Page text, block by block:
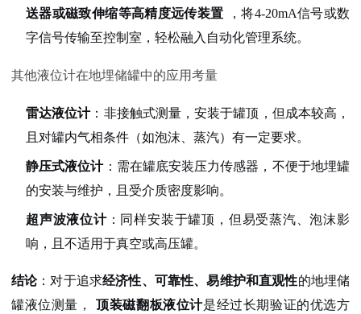
送器或磁致伸缩等高精度远传装置
，将4-20mA信号或数
字信号传输至控制室，轻松融入自动化管理系统。
其他液位计在地埋储罐中的应用考量
雷达液位计：非接触式测量，安装于罐顶，但成本较高，
且对罐内气相条件（如泡沫、蒸汽）有一定要求。
静压式液位计：需在罐底安装压力传感器，不便于地埋罐
的安装与维护，且受介质密度影响。
超声波液位计：同样安装于罐顶，但易受蒸汽、泡沫影
响，且不适用于真空或高压罐。
结论：对于追求经济性、可靠性、易维护和直观性的地埋储
罐液位测量，
顶装磁翻板液位计是经过长期验证的优选方